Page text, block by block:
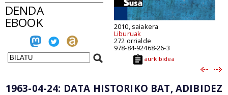
DENDA
EBOOK 2010, saiakera
Liburuak
272 orrialde
978-84-92468-26-3
aurkibidea
1963-04-24: DATA HISTORIKO BAT, ADIBIDEZ